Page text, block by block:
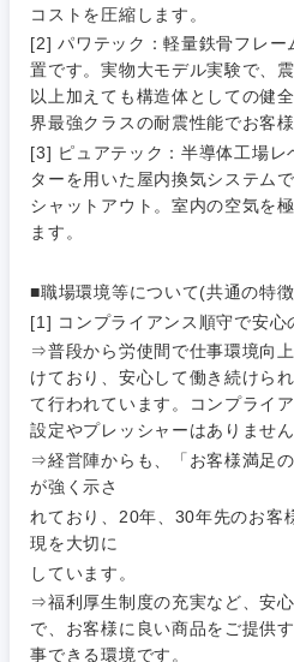
コストを圧縮します。
[2] パワテック：軽量鉄骨フレー
置です。実物大モデル実験で、
以上加えても構造体としての健
界最強クラスの耐震性能でお客
[3] ピュアテック：半導体工場レ
ターを用いた屋内換気システム
シャットアウト。室内の空気を
ます。
■職場環境等について(共通の特
[1] コンプライアンス順守で安心
⇒普段から労使間で仕事環境向
けており、安心して働き続けら
て行われています。コンプライ
設定やプレッシャーはありません
⇒経営陣からも、「お客様満足
が強く示さ
れており、20年、30年先のお客
現を大切に
しています。
⇒福利厚生制度の充実など、安
で、お客様に良い商品をご提供
事できる環境です。
作、ゲー
ム
技術職
（モノづ
くり）
金融専門
メディカ
不動産専
門職
建設・施
工管理
事務職
その他
不動産専門職
建設・施工管理
事務職
その他
コンサル・シンクタンク
広告・宣伝・印刷
マスメディア
エンターテイメント
法律・特許事務所・監査
人材・アウトソーシング
サービス
その他
群馬県
千葉県
神奈川県